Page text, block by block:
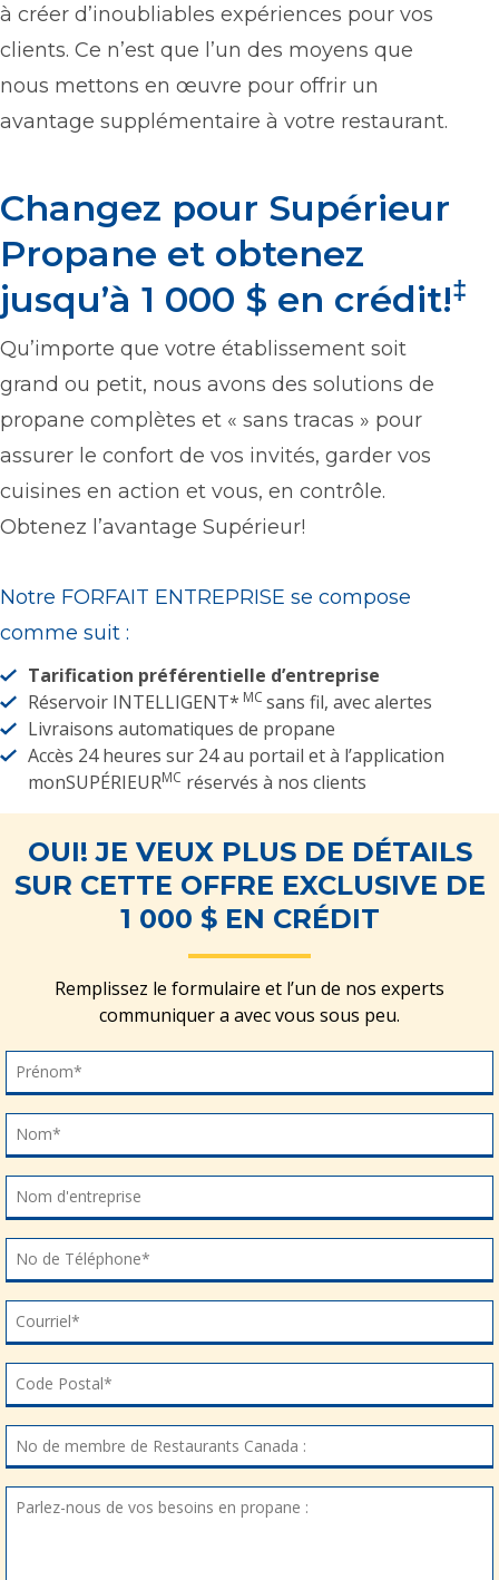
à créer d’inoubliables expériences pour vos
clients. Ce n’est que l’un des moyens que
nous mettons en œuvre pour offrir un
avantage supplémentaire à votre restaurant.
Changez pour Supérieur
Propane et obtenez
jusqu’à 1 000 $ en crédit!‡
Qu’importe que votre établissement soit
grand ou petit, nous avons des solutions de
propane complètes et « sans tracas » pour
assurer le confort de vos invités, garder vos
cuisines en action et vous, en contrôle.
Obtenez l’avantage Supérieur!
Notre FORFAIT ENTREPRISE se compose
comme suit :
Tarification préférentielle d’entreprise
Réservoir INTELLIGENT* MC sans fil, avec alertes
Livraisons automatiques de propane
Accès 24 heures sur 24 au portail et à l’application
monSUPÉRIEURMC réservés à nos clients
OUI! JE VEUX PLUS DE DÉTAILS
SUR CETTE OFFRE EXCLUSIVE DE
1 000 $ EN CRÉDIT
Remplissez le formulaire et l’un de nos experts
communiquer a avec vous sous peu.
Prénom
Prénom*
Nom
Nom*
Nom d'entreprise
Nom d'entreprise
No de Téléphone*
No de Téléphone*
Courriel*
Courriel*
Code Postal*
Code Postal*
No de membre de Restaurants Canada :
No de membre de Restaurants Canada :
Parlez-nous de vos besoins en propane :
Parlez-nous de vos besoins en propane :